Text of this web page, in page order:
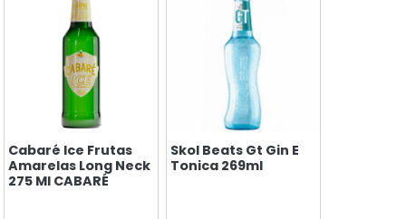
Cabaré Ice Frutas
Amarelas Long Neck
275 Ml CABARÉ
Skol Beats Gt Gin E
Tonica 269ml